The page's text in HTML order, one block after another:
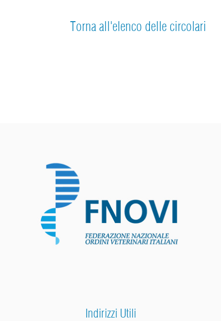
Torna all'elenco delle circolari
Indirizzi Utili